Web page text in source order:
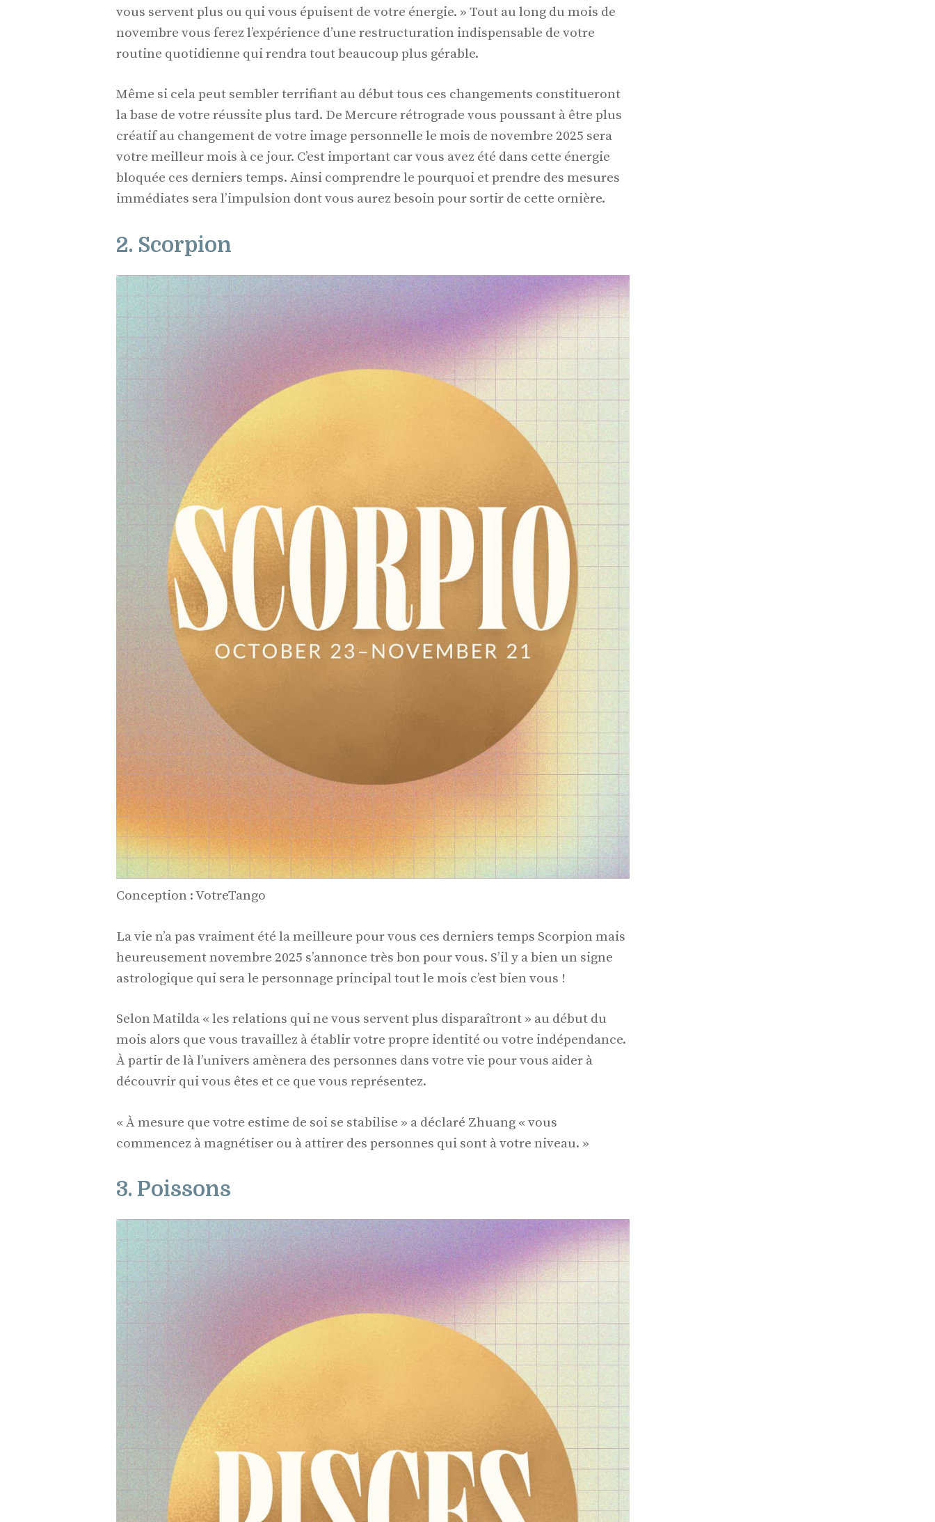
vous servent plus ou qui vous épuisent de votre énergie. » Tout au long du mois de
novembre vous ferez l’expérience d’une restructuration indispensable de votre
routine quotidienne qui rendra tout beaucoup plus gérable.
Même si cela peut sembler terrifiant au début tous ces changements constitueront
la base de votre réussite plus tard. De Mercure rétrograde vous poussant à être plus
créatif au changement de votre image personnelle le mois de novembre 2025 sera
votre meilleur mois à ce jour. C’est important car vous avez été dans cette énergie
bloquée ces derniers temps. Ainsi comprendre le pourquoi et prendre des mesures
immédiates sera l’impulsion dont vous aurez besoin pour sortir de cette ornière.
2. Scorpion
Conception : VotreTango
La vie n’a pas vraiment été la meilleure pour vous ces derniers temps Scorpion mais
heureusement novembre 2025 s’annonce très bon pour vous. S’il y a bien un signe
astrologique qui sera le personnage principal tout le mois c’est bien vous !
Selon Matilda « les relations qui ne vous servent plus disparaîtront » au début du
mois alors que vous travaillez à établir votre propre identité ou votre indépendance.
À partir de là l’univers amènera des personnes dans votre vie pour vous aider à
découvrir qui vous êtes et ce que vous représentez.
« À mesure que votre estime de soi se stabilise » a déclaré Zhuang « vous
commencez à magnétiser ou à attirer des personnes qui sont à votre niveau. »
3. Poissons